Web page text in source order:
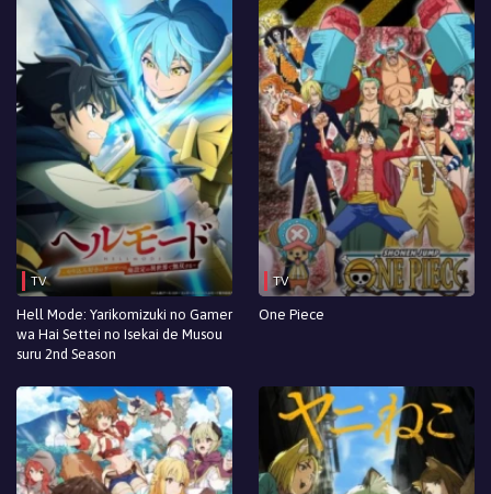
TV
Hell Mode: Yarikomizuki no Gamer
wa Hai Settei no Isekai de Musou
suru 2nd Season
TV
One Piece